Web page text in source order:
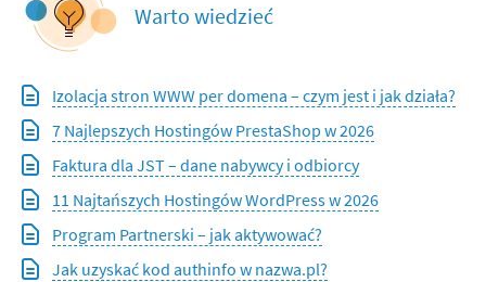
Warto wiedzieć
Izolacja stron WWW per domena – czym jest i jak działa?
7 Najlepszych Hostingów PrestaShop w 2026
Faktura dla JST – dane nabywcy i odbiorcy
11 Najtańszych Hostingów WordPress w 2026
Program Partnerski – jak aktywować?
Jak uzyskać kod authinfo w nazwa.pl?